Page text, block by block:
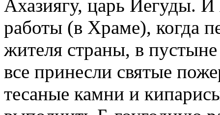
Ахазиягу, царь Йегуды. И
работы (в Храме), когда
жителя страны, в
все принесли святые
тесаные камни и